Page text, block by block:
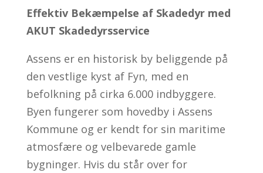
Effektiv Bekæmpelse af Skadedyr med
AKUT Skadedyrsservice
Assens er en historisk by beliggende på
den vestlige kyst af Fyn, med en
befolkning på cirka 6.000 indbyggere.
Byen fungerer som hovedby i Assens
Kommune og er kendt for sin maritime
atmosfære og velbevarede gamle
bygninger. Hvis du står over for